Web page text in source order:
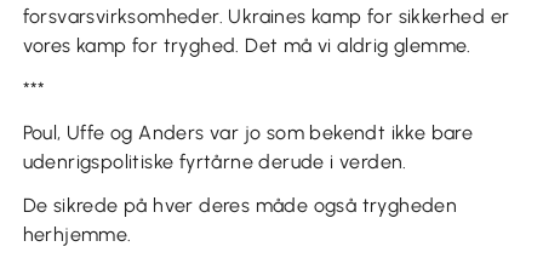
forsvarsvirksomheder. Ukraines kamp for sikkerhed er
vores kamp for tryghed. Det må vi aldrig glemme.
***
Poul, Uffe og Anders var jo som bekendt ikke bare
udenrigspolitiske fyrtårne derude i verden.
De sikrede på hver deres måde også trygheden
herhjemme.